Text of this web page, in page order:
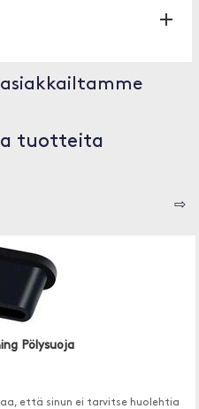
tuotteita
⇨
Pölysuoja
että sinun ei tarvitse huolehtia